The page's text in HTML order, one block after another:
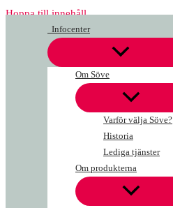
Hoppa till innehåll
Infocenter
Om Söve
Varför välja Söve?
Historia
Lediga tjänster
Om produkterna